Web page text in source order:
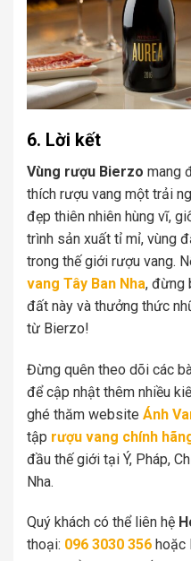
6. Lời kết
Vùng rượu Bierzo mang
thích rượu vang một trải
đẹp thiên nhiên hùng vĩ,
trình sản xuất tỉ mỉ, vùng
trong thế giới rượu vang.
vang Tây Ban Nha, đừng
đất này và thưởng thức
từ Bierzo!
Đừng quên theo dõi các
để cập nhật thêm nhiều
ghé thăm website Ánh
tập rượu vang chính
đầu thế giới tại Ý, Pháp,
Nha.
Quý khách có thể liên hệ
thoại: 096 3030 356 hoặc